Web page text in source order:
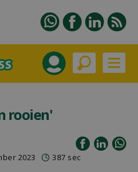
rooien'
2023 387 sec